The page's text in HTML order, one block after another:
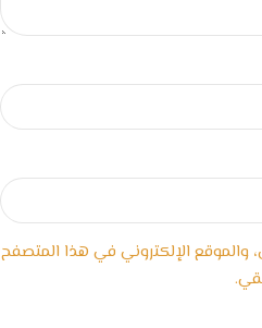
والموقع الإلكتروني في هذا المتصفح